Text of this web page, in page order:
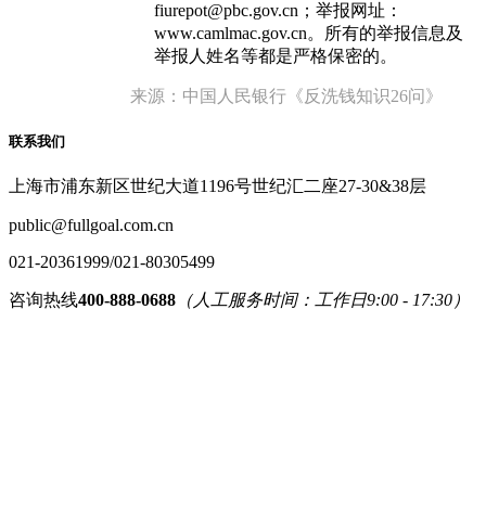
fiurepot@pbc.gov.cn；举报网址：
www.camlmac.gov.cn。所有的举报信息及
举报人姓名等都是严格保密的。
来源：中国人民银行《反洗钱知识26问》
联系我们
上海市浦东新区世纪大道1196号世纪汇二座27-30&38层
public@fullgoal.com.cn
021-20361999/021-80305499
咨询热线400-888-0688 （人工服务时间：工作日9:00 - 17:30）